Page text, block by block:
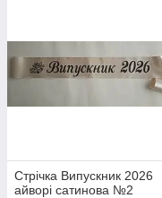
Стрічка Випускник 2026
айворі сатинова №2